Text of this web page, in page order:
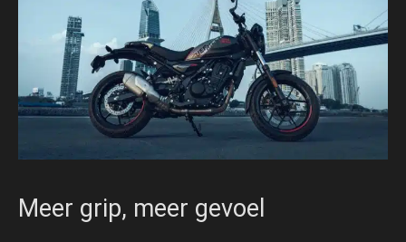
Meer grip, meer gevoel